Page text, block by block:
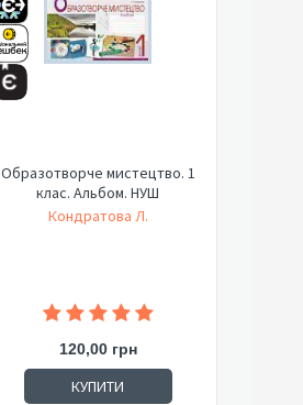
Образотворче мистецтво. 1
клас. Альбом. НУШ
Кондратова Л.
120,00 грн
КУПИТИ